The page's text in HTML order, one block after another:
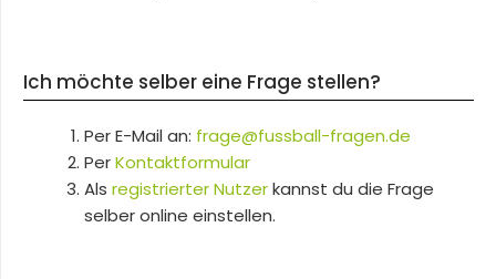
Ich möchte selber eine Frage stellen?
Per E-Mail an: frage@fussball-fragen.de
PerKontaktformular
Als registrierter Nutzerkannst du die Frage
selber online einstellen.